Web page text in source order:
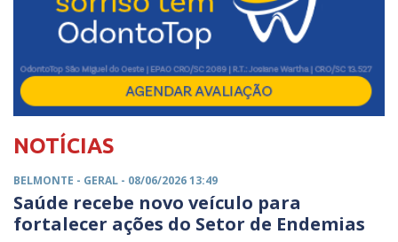
NOTÍCIAS
BELMONTE - GERAL - 08/06/2026 13:49
Saúde recebe novo veículo para
fortalecer ações do Setor de Endemias